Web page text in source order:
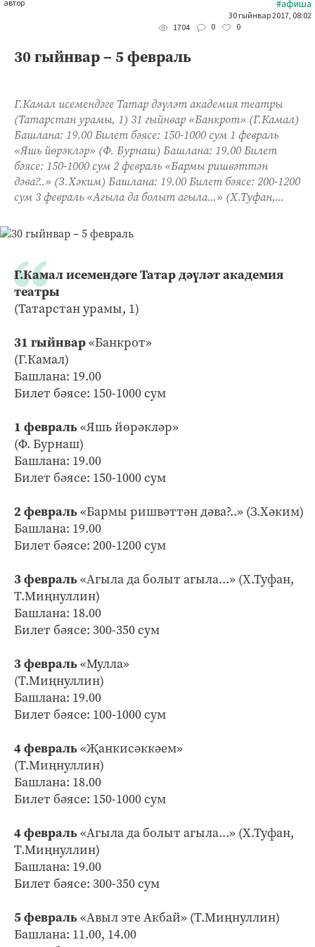
автор #афиша
30 гыйнвар 2017, 08:02
1704
0 0
30 гыйнвар – 5 февраль
Г.Камал исемендәге Татар дәүләт академия театры
(Татарстан урамы, 1) 31 гыйнвар «Банкрот» (Г.Камал)
Башлана: 19.00 Билет бәясе: 150-1000 сум 1 февраль
«Яшь йөрәкләр» (Ф. Бурнаш) Башлана: 19.00 Билет
бәясе: 150-1000 сум 2 февраль «Бармы ришвәттән
дәва?..» (З.Хәким) Башлана: 19.00 Билет бәясе: 200-1200
сум 3 февраль «Агыла да болыт агыла...» (Х.Туфан,...
Г.Камал исемендәге Татар дәүләт академия
театры
(Татарстан урамы, 1)
31 гыйнвар«Банкрот»
(Г.Камал)
Башлана: 19.00
Билет бәясе: 150-1000 сум
1 февраль«Яшь йөрәкләр»
(Ф. Бурнаш)
Башлана: 19.00
Билет бәясе: 150-1000 сум
2 февраль«Бармы ришвәттән дәва?..» (З.Хәким)
Башлана: 19.00
Билет бәясе: 200-1200 сум
3 февраль«Агыла да болыт агыла...» (Х.Туфан,
Т.Миңнуллин)
Башлана: 18.00
Билет бәясе: 300-350 сум
3 февраль«Мулла»
(Т.Миңнуллин)
Башлана: 19.00
Билет бәясе: 100-1000 сум
4 февраль«Җанкисәккәем»
(Т.Миңнуллин)
Башлана: 18.00
Билет бәясе: 150-1000 сум
4 февраль«Агыла да болыт агыла...» (Х.Туфан,
Т.Миңнуллин)
Башлана: 19.00
Билет бәясе: 300-350 сум
5 февраль«Авыл эте Акбай» (Т.Миңнуллин)
Башлана: 11.00, 14.00